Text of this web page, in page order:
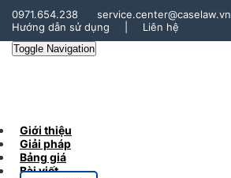
0971.654.238
service.center@caselaw.vn
Hướng dẫn sử dụng
Liên hệ
Toggle Navigation
Giới thiệu
Giải pháp
Bảng giá
Bài viết